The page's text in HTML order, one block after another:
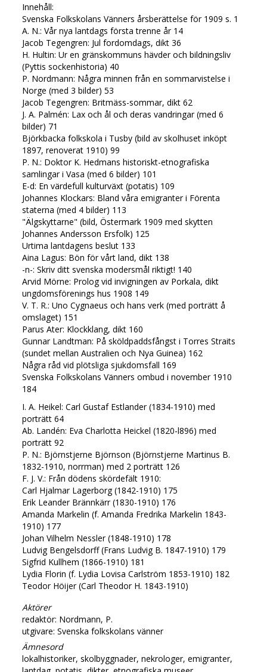
Innehåll:
Svenska Folkskolans Vänners årsberättelse för 1909 s. 1
A. N.: Vår nya lantdags första trenne år 14
Jacob Tegengren: Jul fordomdags, dikt 36
H. Hultin: Ur en gränskommuns hävder och bildningsliv
(Pyttis sockenhistoria) 40
P. Nordmann: Några minnen från en sommarvistelse i
Norge (med 3 bilder) 53
Jacob Tegengren: Britmäss-sommar, dikt 62
J. A. Palmén: Lax och ål och deras vandringar (med 6
bilder) 71
Björkbacka folkskola i Tusby (bild av skolhuset inköpt
1897, renoverat 1910) 99
P. N.: Doktor K. Hedmans historiskt-etnografiska
samlingar i Vasa (med 6 bilder) 101
E-d: En värdefull kulturväxt (potatis) 109
Johannes Klockars: Bland våra emigranter i Förenta
staterna (med 4 bilder) 113
"Älgskyttarne" (bild, Östermark 1909 med skytten
Johannes Andersson Ersfolk) 125
Urtima lantdagens beslut 133
Aina Lagus: Bön för vårt land, dikt 138
-n-: Skriv ditt svenska modersmål riktigt! 140
Arvid Mörne: Prolog vid invigningen av Porkala, dikt
ungdomsförenings hus 1908 149
V. T. R.: Uno Cygnaeus och hans verk (med porträtt å
omslaget) 151
Parus Ater: Klockklang, dikt 160
Gunnar Landtman: På sköldpaddsfångst i Torres Straits
(sundet mellan Australien och Nya Guinea) 162
Några råd vid plötsliga sjukdomsfall 169
Svenska Folkskolans Vänners ombud i november 1910
184
I. A. Heikel: Carl Gustaf Estlander (1834-1910) med
porträtt 64
Ab. Landén: Eva Charlotta Heickel (1820-l896) med
porträtt 92
P. N.: Björnstjerne Björnson (Björnstjerne Martinus B.
1832-1910, norrman) med 2 porträtt 126
F. J. V.: Från dödens skördefält 1910:
Carl Hjalmar Lagerborg (1842-1910) 175
Erik Leander Brännkärr (1830-1910) 176
Amanda Markelin (f. Amanda Fredrika Markelin 1843-
1910) 177
Johan Vilhelm Nessler (1848-1910) 178
Ludvig Bengelsdorff (Frans Ludvig B. 1847-1910) 179
Sigfrid Kullhem (1866-1910) 181
Lydia Florin (f. Lydia Lovisa Carlström 1853-1910) 182
Teodor Höijer (Carl Theodor H. 1843-1910)
Aktörer
redaktör: Nordmann, P.
utgivare: Svenska folkskolans vänner
Ämnesord
lokalhistoriker, skolbyggnader, nekrologer, emigranter,